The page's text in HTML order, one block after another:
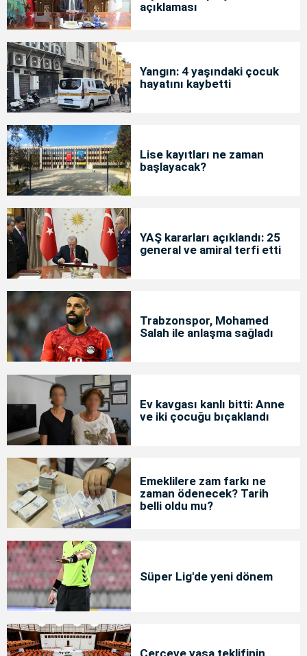
açıklaması
Yangın: 4 yaşındaki çocuk
hayatını kaybetti
Lise kayıtları ne zaman
başlayacak?
YAŞ kararları açıklandı: 25
general ve amiral terfi etti
Trabzonspor, Mohamed
Salah ile anlaşma sağladı
Ev kavgası kanlı bitti: Anne
ve iki çocuğu bıçaklandı
Emeklilere zam farkı ne
zaman ödenecek? Tarih
belli oldu mu?
Süper Lig'de yeni dönem
Çerçeve yasa teklifinin